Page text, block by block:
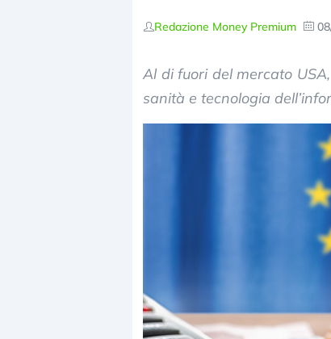
Redazione Money Premium
Al di fuori del mercato
sanità e tecnologia